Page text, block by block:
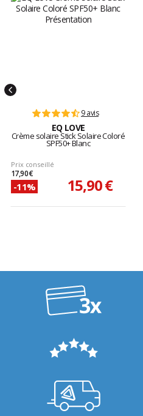
9 avis
EQ LOVE
Crème solaire Stick Solaire Coloré
SPF50+ Blanc
Prix conseillé
17,90 €
-11% 15,90 €